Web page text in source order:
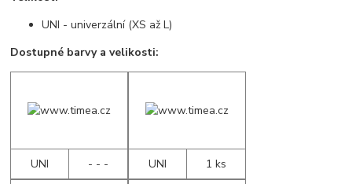
UNI - univerzální (XS až L)
Dostupné barvy a velikosti:
UNI - - - UNI 1 ks